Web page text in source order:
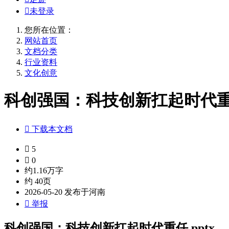
未登录
您所在位置：
网站首页
文档分类
行业资料
文化创意
科创强国：科技创新扛起时代
 下载本文档
 5
 0
约1.16万字
约 40页
2026-05-20 发布于河南
 举报